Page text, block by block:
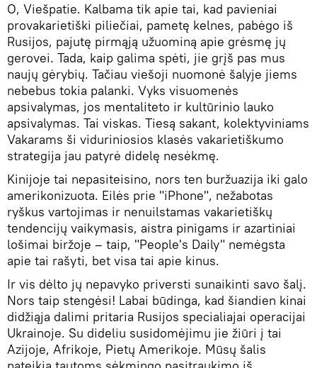
O, Viešpatie. Kalbama tik apie tai, kad pavieniai
provakarietiški piliečiai, pametę kelnes, pabėgo iš
Rusijos, pajutę pirmąją užuominą apie grėsmę jų
gerovei. Tada, kaip galima spėti, jie grįš pas mus
naujų gėrybių. Tačiau viešoji nuomonė šalyje jiems
nebebus tokia palanki. Vyks visuomenės
apsivalymas, jos mentaliteto ir kultūrinio lauko
apsivalymas. Tai viskas. Tiesą sakant, kolektyviniams
Vakarams ši viduriniosios klasės vakarietiškumo
strategija jau patyrė didelę nesėkmę.
Kinijoje tai nepasiteisino, nors ten buržuazija iki galo
amerikonizuota. Eilės prie "iPhone", nežabotas
ryškus vartojimas ir nenuilstamas vakarietiškų
tendencijų vaikymasis, aistra pinigams ir azartiniai
lošimai biržoje – taip, "People's Daily" nemėgsta
apie tai rašyti, bet visa tai apie kinus.
Ir vis dėlto jų nepavyko priversti sunaikinti savo šalį.
Nors taip stengėsi! Labai būdinga, kad šiandien kinai
didžiąja dalimi pritaria Rusijos specialiajai operacijai
Ukrainoje. Su dideliu susidomėjimu jie žiūri į tai
Azijoje, Afrikoje, Pietų Amerikoje. Mūsų šalis